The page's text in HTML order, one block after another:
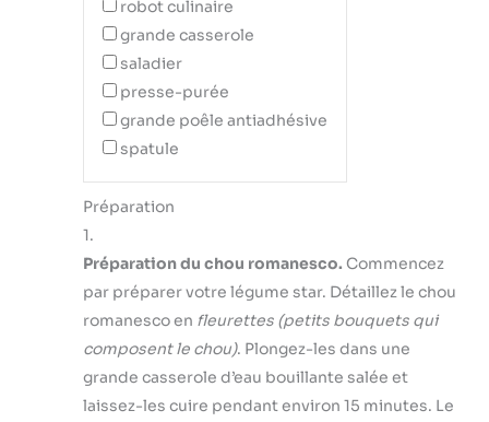
robot culinaire
grande casserole
saladier
presse-purée
grande poêle antiadhésive
spatule
Préparation
1.
Préparation du chou romanesco. Commencez
par préparer votre légume star. Détaillez le chou
romanesco en fleurettes (petits bouquets qui
composent le chou). Plongez-les dans une
grande casserole d’eau bouillante salée et
laissez-les cuire pendant environ 15 minutes. Le